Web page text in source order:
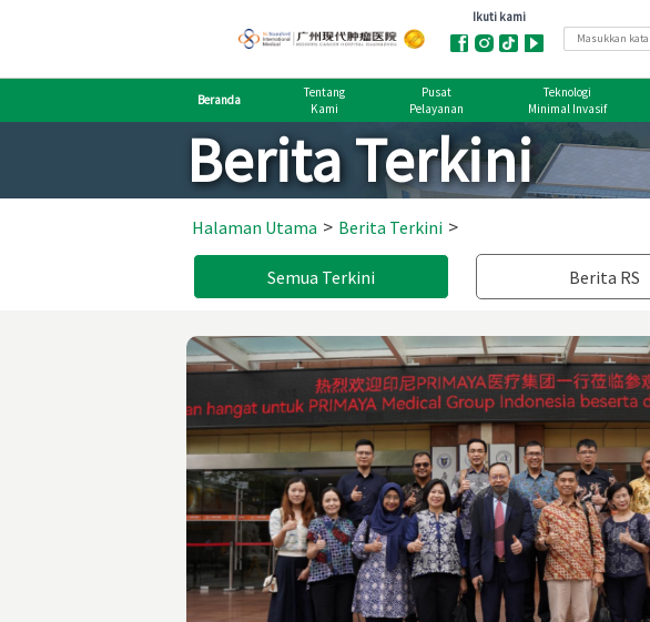
Beranda
Tentang
Kami
Pusat
Pelayanan
Teknologi
Minimal Invasif
Berita Terkini
Halaman Utama > Berita Terkini >
Semua Terkini Berita RS